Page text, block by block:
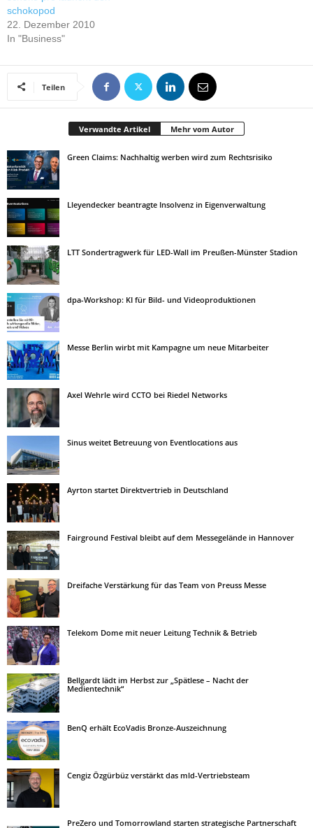
schokopod
22. Dezember 2010
In "Business"
Teilen
Verwandte Artikel Mehr vom Autor
Green Claims: Nachhaltig werben wird zum Rechtsrisiko
Lleyendecker beantragte Insolvenz in Eigenverwaltung
LTT Sondertragwerk für LED-Wall im Preußen-Münster Stadion
dpa-Workshop: KI für Bild- und Videoproduktionen
Messe Berlin wirbt mit Kampagne um neue Mitarbeiter
Axel Wehrle wird CCTO bei Riedel Networks
Sinus weitet Betreuung von Eventlocations aus
Ayrton startet Direktvertrieb in Deutschland
Fairground Festival bleibt auf dem Messegelände in Hannover
Dreifache Verstärkung für das Team von Preuss Messe
Telekom Dome mit neuer Leitung Technik & Betrieb
Bellgardt lädt im Herbst zur „Spätlese – Nacht der
Medientechnik“
BenQ erhält EcoVadis Bronze-Auszeichnung
Cengiz Özgürbüz verstärkt das mld-Vertriebsteam
PreZero und Tomorrowland starten strategische Partnerschaft